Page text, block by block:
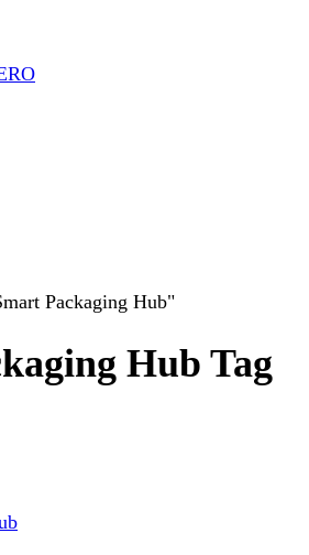
Packaging Hub"
Hub Tag